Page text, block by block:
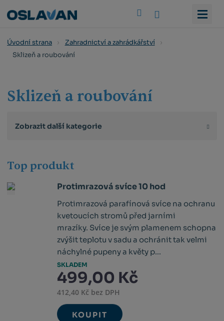
Úvodní strana
Zahradnictví a zahrádkářství
Sklizeň a roubování
Sklizeň a roubování
Zobrazit další kategorie
Top produkt
Protimrazová svíce 10 hod
Protimrazová parafínová svíce na ochranu
kvetoucích stromů před jarními
mrazíky. Svíce je svým plamenem schopna
zvýšit teplotu v sadu a ochránit tak velmi
náchylné pupeny a květy p...
SKLADEM
499,00 Kč
412,40 Kč bez DPH
KOUPIT